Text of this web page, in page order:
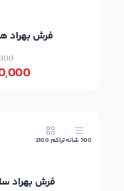
فرش بهراد
700 شانه تراکم 2100
فرش بهراد